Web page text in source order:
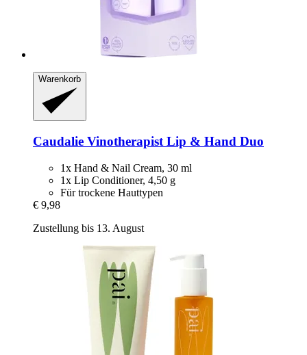
Warenkorb
Caudalie Vinotherapist Lip & Hand Duo
1x Hand & Nail Cream, 30 ml
1x Lip Conditioner, 4,50 g
Für trockene Hauttypen
€ 9,98
Zustellung bis 13. August